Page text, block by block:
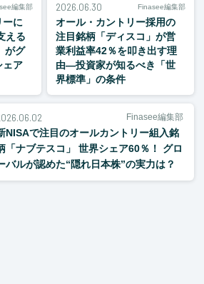
編集部
ーに
える
がグ
ェア
2026.06.30 Finasee編集部
オール・カントリー採用の
注目銘柄「ディスコ」が営
業利益率42％を叩き出す理
由―投資家が知るべき「世
界標準」の条件
Finasee編集部
NISAで注目のオールカントリー組入銘
「ナブテスコ」 世界シェア60％！ グロ
バルが認めた“隠れ日本株”の実力は？